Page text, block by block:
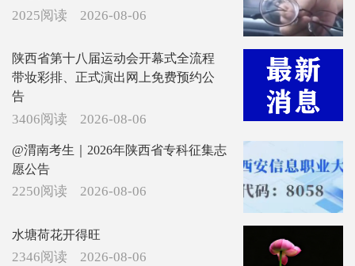
2025阅读 2026-08-06
陕西省第十八届运动会开幕式全流程
带妆彩排、正式演出网上免费预约公
告
3406阅读 2026-08-06
@渭南考生｜2026年陕西省专科征集志
愿公告
2250阅读 2026-08-06
水塘荷花开得旺
2346阅读 2026-08-06